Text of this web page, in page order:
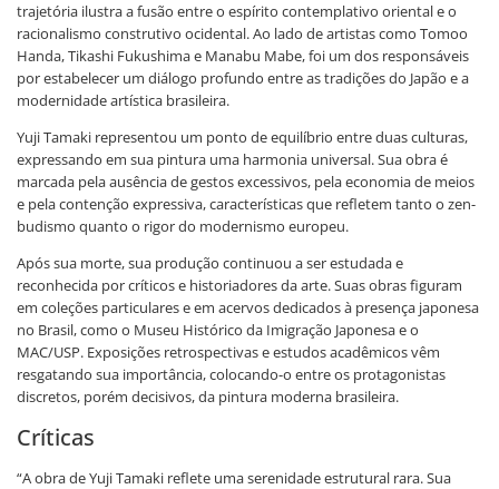
trajetória ilustra a fusão entre o espírito contemplativo oriental e o
racionalismo construtivo ocidental. Ao lado de artistas como Tomoo
Handa, Tikashi Fukushima e Manabu Mabe, foi um dos responsáveis
por estabelecer um diálogo profundo entre as tradições do Japão e a
modernidade artística brasileira.
Yuji Tamaki representou um ponto de equilíbrio entre duas culturas,
expressando em sua pintura uma harmonia universal. Sua obra é
marcada pela ausência de gestos excessivos, pela economia de meios
e pela contenção expressiva, características que refletem tanto o zen-
budismo quanto o rigor do modernismo europeu.
Após sua morte, sua produção continuou a ser estudada e
reconhecida por críticos e historiadores da arte. Suas obras figuram
em coleções particulares e em acervos dedicados à presença japonesa
no Brasil, como o Museu Histórico da Imigração Japonesa e o
MAC/USP. Exposições retrospectivas e estudos acadêmicos vêm
resgatando sua importância, colocando-o entre os protagonistas
discretos, porém decisivos, da pintura moderna brasileira.
Críticas
“A obra de Yuji Tamaki reflete uma serenidade estrutural rara. Sua